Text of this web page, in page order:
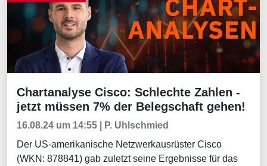
Chartanalysen
Chartanalyse Cisco: Schlechte Zahlen -
jetzt müssen 7% der Belegschaft gehen!
16.08.24 um 14:55 | P. Uhlschmied
Der US-amerikanische Netzwerkausrüster Cisco
(WKN: 878841) gab zuletzt seine Ergebnisse für das